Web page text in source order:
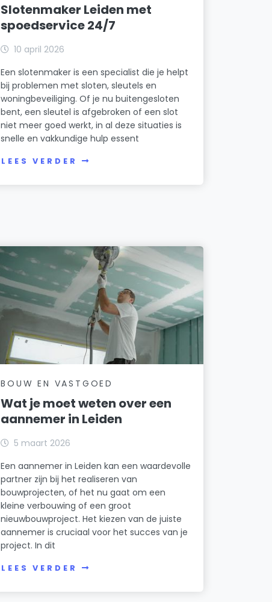
Slotenmaker Leiden met
spoedservice 24/7
10 april 2026
Een slotenmaker is een specialist die je helpt
bij problemen met sloten, sleutels en
woningbeveiliging. Of je nu buitengesloten
bent, een sleutel is afgebroken of een slot
niet meer goed werkt, in al deze situaties is
snelle en vakkundige hulp essent
LEES VERDER
BOUW EN VASTGOED
Wat je moet weten over een
aannemer in Leiden
5 maart 2026
Een aannemer in Leiden kan een waardevolle
partner zijn bij het realiseren van
bouwprojecten, of het nu gaat om een
kleine verbouwing of een groot
nieuwbouwproject. Het kiezen van de juiste
aannemer is cruciaal voor het succes van je
project. In dit
LEES VERDER